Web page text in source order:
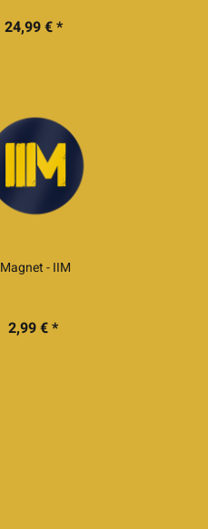
24,99 € *
Magnet - IIM
2,99 € *